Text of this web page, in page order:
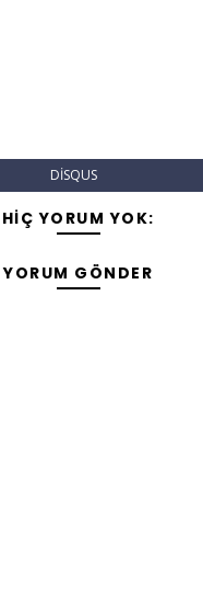
DISQUS
HIÇ YORUM YOK:
YORUM GÖNDER